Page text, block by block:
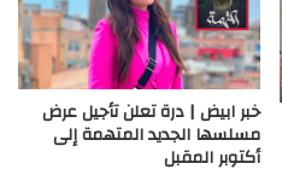
خبر ابيض | درة تعلن تأجيل عرض
مسلسها الجديد المتهمة إلى
أكتوبر المقبل